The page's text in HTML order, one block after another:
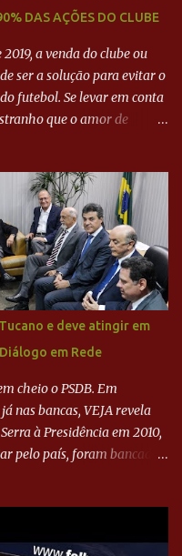
DAS AÇÕES DO CLUBE
a venda do clube ou
ser a solução para evitar o
futebol. Se levar em conta
que o amor de
dívidas emergenciais e
O projeto apresentado
financeiro inicial, com
1 bilhão a partir de agora,
do futebol, além de
um dos mais icônicos
Fonte: Itatiaia Fonte:
SITUAÇÃO DO
DAS AÇÕES DO CLUBE
e deve atingir em
em Rede
cheio o PSDB. Em
nas bancas, VEJA revela
à Presidência em 2010,
pelo país, foram bancadas
Agência Brasil) O